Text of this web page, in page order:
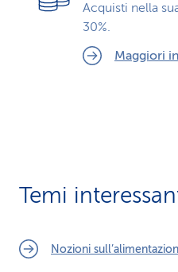
Acquisti nella
30%.
Maggiori
Temi
Nozioni